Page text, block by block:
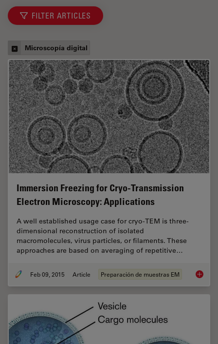
FILTER ARTICLES
Microscopía digital
Immersion Freezing for Cryo-Transmission
Electron Microscopy: Applications
A well established usage case for cryo-TEM is three-
dimensional reconstruction of isolated
macromolecules, virus particles, or filaments. These
approaches are based on averaging of repetitive…
Feb 09, 2015 Article Preparación de muestras EM